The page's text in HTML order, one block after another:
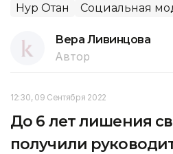
Нур Отан Социальная
Вера Ливинцова
Автор
12:30, 09 Сентября 2022
До 6 лет лишения
получили